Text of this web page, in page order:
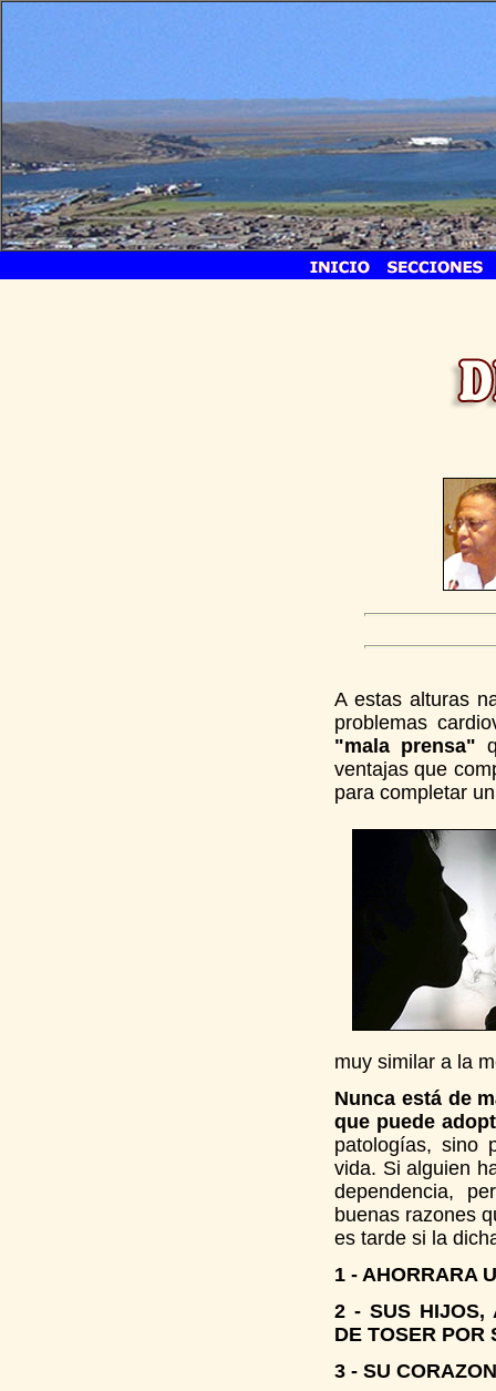
A estas alturas
problemas
"mala prensa"
ventajas que
para completar
muy similar a la
Nunca está de
que puede
patologías, sino
vida. Si alguien
dependencia,
buenas razones
es tarde si la
1 - AHORRARA
2 - SUS HIJOS,
DE TOSER POR
3 - SU